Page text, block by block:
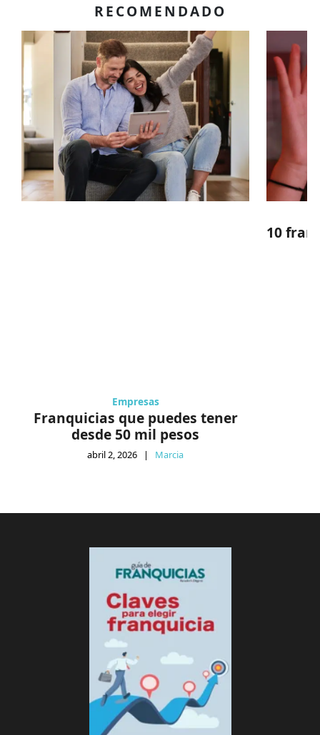
RECOMENDADO
Empresas
Franquicias que puedes tener
desde 50 mil pesos
abril 2, 2026 | Marcia
10